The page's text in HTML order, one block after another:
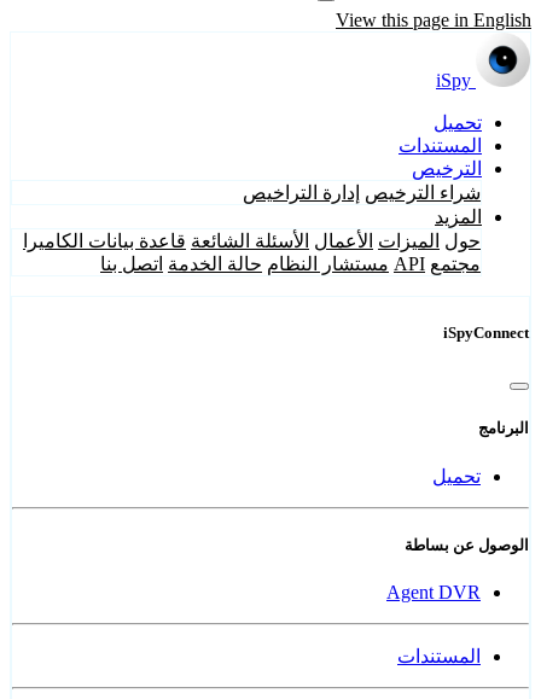
View this page in English
iSpy
تحميل
المستندات
الترخيص
شراء الترخيص إدارة التراخيص
المزيد
حول الميزات الأعمال الأسئلة الشائعة قاعدة بيانات الكاميرا
مجتمع API مستشار النظام حالة الخدمة اتصل بنا
iSpyConnect
البرنامج
تحميل
الوصول عن بساطة
Agent DVR
المستندات